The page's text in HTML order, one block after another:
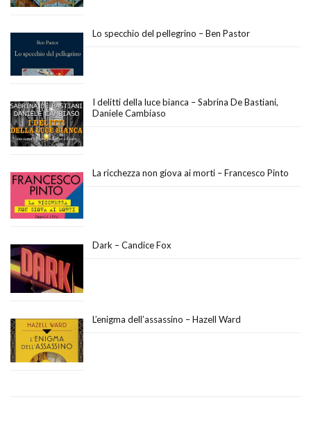
Lo specchio del pellegrino – Ben Pastor
I delitti della luce bianca – Sabrina De Bastiani,
Daniele Cambiaso
La ricchezza non giova ai morti – Francesco Pinto
Dark – Candice Fox
L’enigma dell’assassino – Hazell Ward